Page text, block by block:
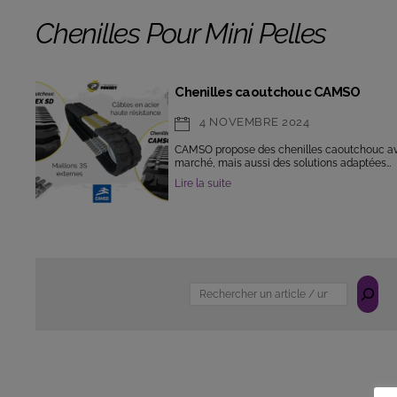
Chenilles Pour Mini Pelles
Chenilles caoutchouc CAMSO
4 NOVEMBRE 2024
CAMSO propose des chenilles caoutchouc
marché, mais aussi des solutions adaptées…
Lire la suite